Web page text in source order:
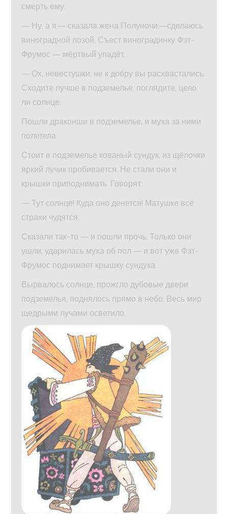
смерть ему.
— Ну, а я,— сказала жена Полуночи,—сделаюсь
виноградной лозой. Съест виноградинку Фэт-
Фрумос — мёртвый упадёт.
— Ох, невестушки, не к добру вы расхвастались.
Сходите лучше в подземелье, поглядите, цело
ли солнце.
Пошли драконши в подземелье, и муха за ними
полетела.
Стоит в подземелье кованый сундук, из щёлочки
яркий лучик пробивается. Не стали они и
крышки приподнимать. Говорят:
— Тут солнце! Куда оно денется! Матушке всё
страхи чудятся.
Сказали так-то — и пошли прочь. Только они
ушли, ударилась муха об пол — и вот уже Фэт-
Фрумос поднимает крышку сундука.
Вырвалось солнце, прожгло дубовые двери
подземелья, поднялось прямо в небо. Весь мир
щедрыми лучами осветило.